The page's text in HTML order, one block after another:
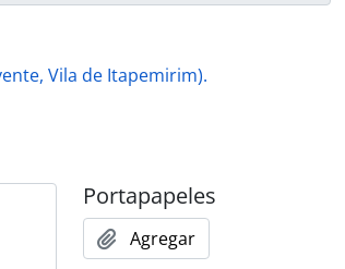
Benevente, Vila de Itapemirim)., 1855 - 1856
Benevente, Vila de Itapemirim)., 1855 - 1860
Benevente, Vila de Itapemirim)., 1855 - 1862
Benevente, Vila de Itapemirim)., 1855 - 1856
Vigário., 1854 - 1859
(São Mateus)., 1860
Geral e Provincial (1ª via)., 1859/1866/1893
do Governo Geral e Provincial., Até 1862
de terras., 1875 - 1890
Vila de Itapemirim).
Portapapeles
Agregar